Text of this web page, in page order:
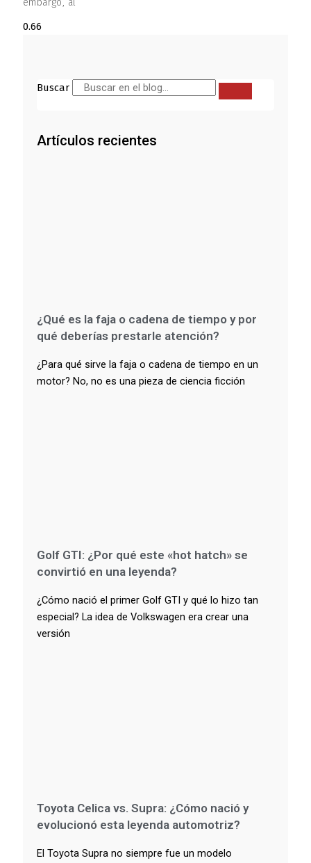
Buscar
Artículos recientes
¿Qué es la faja o cadena de tiempo y por
qué deberías prestarle atención?
¿Para qué sirve la faja o cadena de tiempo en un
motor? No, no es una pieza de ciencia ficción
Golf GTI: ¿Por qué este «hot hatch» se
convirtió en una leyenda?
¿Cómo nació el primer Golf GTI y qué lo hizo tan
especial? La idea de Volkswagen era crear una
versión
Toyota Celica vs. Supra: ¿Cómo nació y
evolucionó esta leyenda automotriz?
El Toyota Supra no siempre fue un modelo